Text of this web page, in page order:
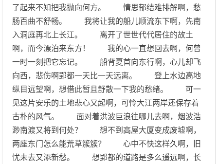
了起来不知把我抛向何方。 情思郁结难排解啊，愁
肠百曲不舒畅。 我将让我的船儿顺流东下啊，先南
入洞庭再北上长江。 离开了世世代代居住的故土
啊，而今漂泊来东方！ 我的心一直想回去啊，何曾
一时一刻把它忘记。 船背夏首向东行啊，心儿却飞
向西，悲伤啊郢都一天比一天远离。 登上水边高地
纵目远望啊，想借此暂且舒散一下我的愁绪。 可一
见这片安乐的土地悲心又起啊，可怜大江两岸还保存着
古朴的风气。 面对着洪波巨浪往哪儿去啊，烟波浩
渺南渡又将到何处？ 想不到高屋大厦变成废墟啊，
两座东门怎么能荒草簇簇？ 心中不快这样久啊，旧
忧未去又添新愁。 想郢都的道路是多么遥远啊，长